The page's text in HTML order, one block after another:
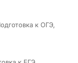
к ОГЭ,